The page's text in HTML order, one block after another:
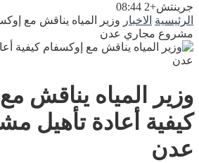
جرينتش+2 08:44
الرئيسية الاخبار وزير المياه يناقش مع
مشروع مجاري عدن
وزير المياه يناقش
كيفية أعادة تأهيل
عدن